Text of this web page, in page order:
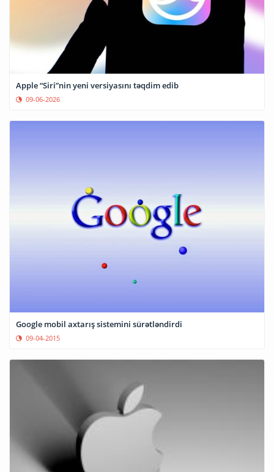
Apple “Siri”nin yeni versiyasını təqdim edib
09-06-2026
Google mobil axtarış sistemini sürətləndirdi
09-04-2015